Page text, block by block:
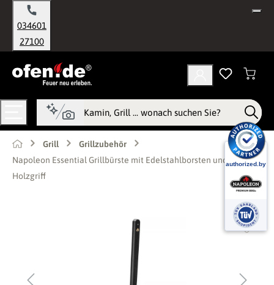
springen
034601
27100
Grill
Grillzubehör
Napoleon Essential Grillbürste mit Edelstahlborsten und
Holzgriff